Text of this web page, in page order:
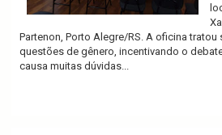
Partenon, Porto Alegre/RS. A oficina
questões de gênero, incentivando o
causa muitas dúvidas...